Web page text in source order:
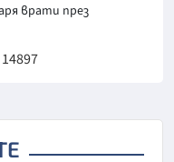
врати през
14897